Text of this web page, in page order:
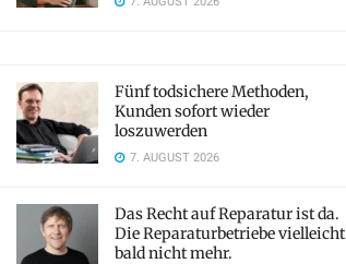
Fünf todsichere Methoden,
Kunden sofort wieder
loszuwerden
7. AUGUST 2026
Das Recht auf Reparatur ist da.
Die Reparaturbetriebe vielleicht
bald nicht mehr.